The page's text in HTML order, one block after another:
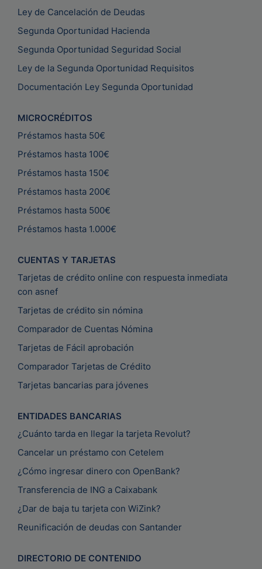
Ley de Cancelación de Deudas
Segunda Oportunidad Hacienda
Segunda Oportunidad Seguridad Social
Ley de la Segunda Oportunidad Requisitos
Documentación Ley Segunda Oportunidad
MICROCRÉDITOS
Préstamos hasta 50€
Préstamos hasta 100€
Préstamos hasta 150€
Préstamos hasta 200€
Préstamos hasta 500€
Préstamos hasta 1.000€
CUENTAS Y TARJETAS
Tarjetas de crédito online con respuesta inmediata
con asnef
Tarjetas de crédito sin nómina
Comparador de Cuentas Nómina
Tarjetas de Fácil aprobación
Comparador Tarjetas de Crédito
Tarjetas bancarias para jóvenes
ENTIDADES BANCARIAS
¿Cuánto tarda en llegar la tarjeta Revolut?
Cancelar un préstamo con Cetelem
¿Cómo ingresar dinero con OpenBank?
Transferencia de ING a Caixabank
¿Dar de baja tu tarjeta con WiZink?
Reunificación de deudas con Santander
DIRECTORIO DE CONTENIDO